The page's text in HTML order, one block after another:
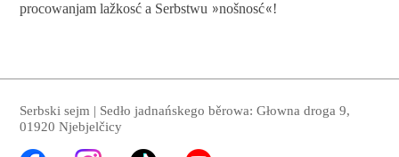
procowanjam lažkosć a Serbstwu »nošnosć«!
Serbski sejm | Sedło jadnańskego běrowa: Głowna droga 9,
01920 Njebjelčicy